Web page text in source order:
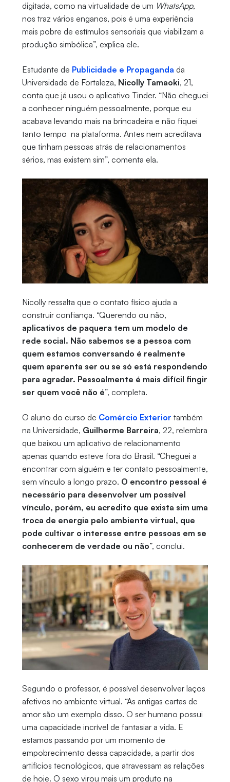
digitada, como na virtualidade de um WhatsApp,
nos traz vários enganos, pois é uma experiência
mais pobre de estímulos sensoriais que viabilizam a
produção simbólica”, explica ele.
Estudante de Publicidade e Propaganda da
Universidade de Fortaleza, Nicolly Tamaoki, 21,
conta que já usou o aplicativo Tinder. “Não cheguei
a conhecer ninguém pessoalmente, porque eu
acabava levando mais na brincadeira e não fiquei
tanto tempo na plataforma. Antes nem acreditava
que tinham pessoas atrás de relacionamentos
sérios, mas existem sim”, comenta ela.
Nicolly ressalta que o contato físico ajuda a
construir confiança. “Querendo ou não,
aplicativos de paquera tem um modelo de
rede social. Não sabemos se a pessoa com
quem estamos conversando é realmente
quem aparenta ser ou se só está respondendo
para agradar. Pessoalmente é mais difícil fingir
ser quem você não é”, completa.
O aluno do curso de Comércio Exterior também
na Universidade, Guilherme Barreira, 22, relembra
que baixou um aplicativo de relacionamento
apenas quando esteve fora do Brasil. “Cheguei a
encontrar com alguém e ter contato pessoalmente,
sem vínculo a longo prazo. O encontro pessoal é
necessário para desenvolver um possível
vínculo, porém, eu acredito que exista sim uma
troca de energia pelo ambiente virtual, que
pode cultivar o interesse entre pessoas em se
conhecerem de verdade ou não”, conclui.
Segundo o professor, é possível desenvolver laços
afetivos no ambiente virtual. “As antigas cartas de
amor são um exemplo disso. O ser humano possui
uma capacidade incrível de fantasiar a vida. E
estamos passando por um momento de
empobrecimento dessa capacidade, a partir dos
artifícios tecnológicos, que atravessam as relações
de hoje. O sexo virou mais um produto na